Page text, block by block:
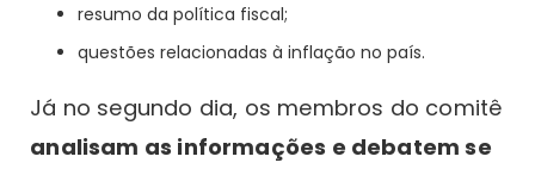
resumo da política fiscal;
questões relacionadas à inflação no país.
Já no segundo dia, os membros do comitê
analisam as informações e debatem se